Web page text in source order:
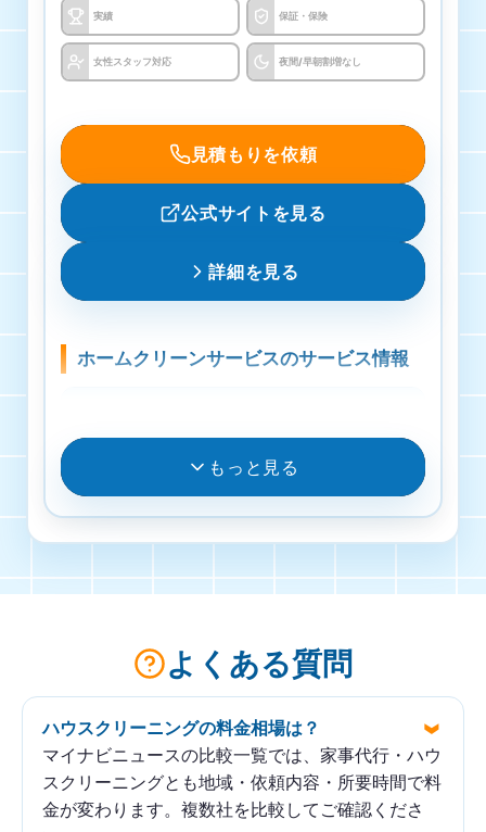
運営会社
〒386-1106 長野県上田市小泉１４９３−２
実績 保証・保険
女性スタッフ対応 夜間/早朝割増なし
見積もりを依頼
公式サイトを見る
詳細を見る
ホームクリーンサービスのサービス情報
00分～17時00分 / 土曜日・日曜日 定休日
長野県 UEDA
ホームクリーンサービスの基本情報
運営会社
もっと見る
よくある質問
ハウスクリーニングの料金相場は？
マイナビニュースの比較一覧では、家事代行・ハウ
スクリーニングとも地域・依頼内容・所要時間で料
金が変わります。複数社を比較してご確認くださ